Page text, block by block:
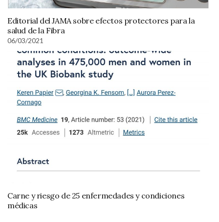
Editorial del JAMA sobre efectos protectores para la
salud de la Fibra
06/03/2021
Carne y riesgo de 25 enfermedades y condiciones
médicas